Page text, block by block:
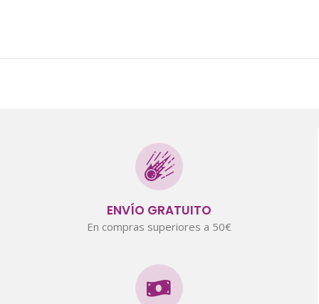
ENVÍO GRATUITO
En compras superiores a 50€